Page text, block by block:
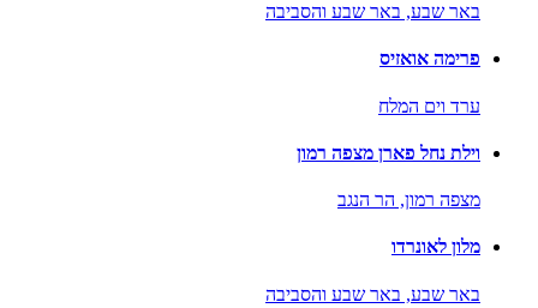
באר שבע, באר שבע והסביבה
פרימה אואזיס
ערד וים המלח
וילת נחל פארן מצפה רמון
מצפה רמון, הר הנגב
מלון לאונרדו
באר שבע, באר שבע והסביבה